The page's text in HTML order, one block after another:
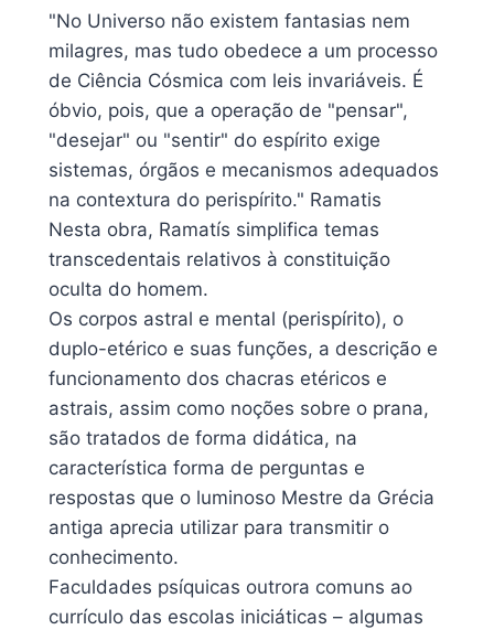
"No Universo não existem fantasias nem
milagres, mas tudo obedece a um processo
de Ciência Cósmica com leis invariáveis. É
óbvio, pois, que a operação de "pensar",
"desejar" ou "sentir" do espírito exige
sistemas, órgãos e mecanismos adequados
na contextura do perispírito." Ramatis
Nesta obra, Ramatís simplifica temas
transcedentais relativos à constituição
oculta do homem.
Os corpos astral e mental (perispírito), o
duplo-etérico e suas funções, a descrição e
funcionamento dos chacras etéricos e
astrais, assim como noções sobre o prana,
são tratados de forma didática, na
característica forma de perguntas e
respostas que o luminoso Mestre da Grécia
antiga aprecia utilizar para transmitir o
conhecimento.
Faculdades psíquicas outrora comuns ao
currículo das escolas iniciáticas – algumas